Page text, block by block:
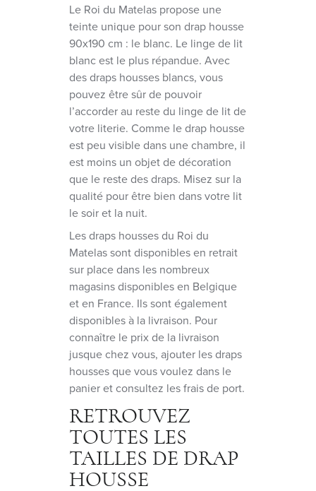
Le Roi du Matelas propose une
teinte unique pour son drap housse
90x190 cm : le blanc. Le linge de lit
blanc est le plus répandue. Avec
des draps housses blancs, vous
pouvez être sûr de pouvoir
l’accorder au reste du linge de lit de
votre literie. Comme le drap housse
est peu visible dans une chambre, il
est moins un objet de décoration
que le reste des draps. Misez sur la
qualité pour être bien dans votre lit
le soir et la nuit.
Les draps housses du Roi du
Matelas sont disponibles en retrait
sur place dans les nombreux
magasins disponibles en Belgique
et en France. Ils sont également
disponibles à la livraison. Pour
connaître le prix de la livraison
jusque chez vous, ajouter les draps
housses que vous voulez dans le
panier et consultez les frais de port.
RETROUVEZ
TOUTES LES
TAILLES DE DRAP
HOUSSE